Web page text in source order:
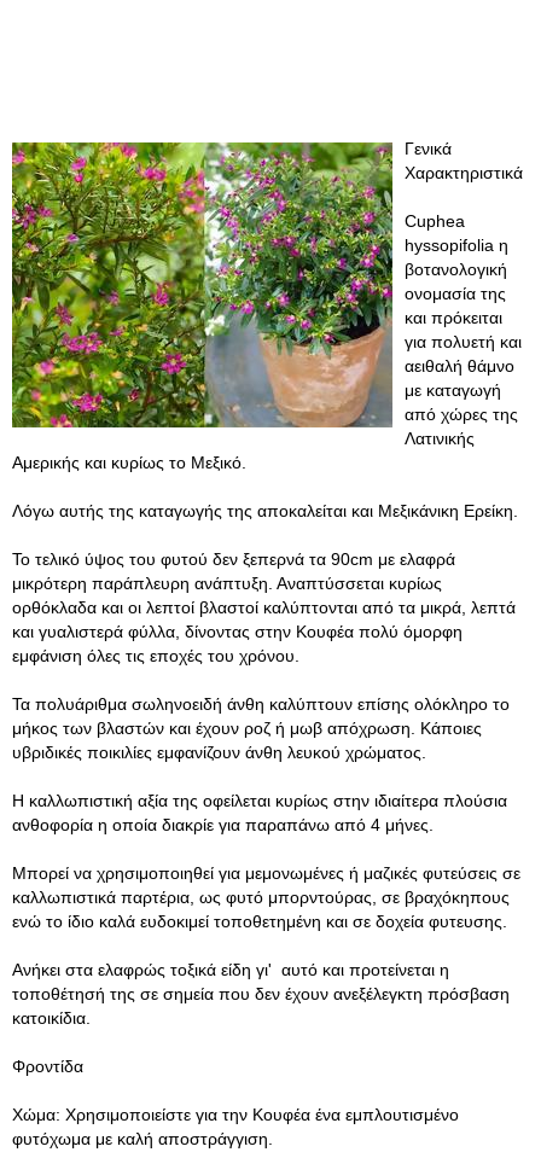
Γενικά
Χαρακτηριστικά
Cuphea
hyssopifolia η
βοτανολογική
ονομασία της
και πρόκειται
για πολυετή και
αειθαλή θάμνο
με καταγωγή
από χώρες της
Λατινικής
Αμερικής και κυρίως το Μεξικό.
Λόγω αυτής της καταγωγής της αποκαλείται και Μεξικάνικη Ερείκη.
Το τελικό ύψος του φυτού δεν ξεπερνά τα 90cm με ελαφρά
μικρότερη παράπλευρη ανάπτυξη. Αναπτύσσεται κυρίως
ορθόκλαδα και οι λεπτοί βλαστοί καλύπτονται από τα μικρά, λεπτά
και γυαλιστερά φύλλα, δίνοντας στην Κουφέα πολύ όμορφη
εμφάνιση όλες τις εποχές του χρόνου.
Τα πολυάριθμα σωληνοειδή άνθη καλύπτουν επίσης ολόκληρο το
μήκος των βλαστών και έχουν ροζ ή μωβ απόχρωση. Κάποιες
υβριδικές ποικιλίες εμφανίζουν άνθη λευκού χρώματος.
Η καλλωπιστική αξία της οφείλεται κυρίως στην ιδιαίτερα πλούσια
ανθοφορία η οποία διακρίε για παραπάνω από 4 μήνες.
Μπορεί να χρησιμοποιηθεί για μεμονωμένες ή μαζικές φυτεύσεις σε
καλλωπιστικά παρτέρια, ως φυτό μπορντούρας, σε βραχόκηπους
ενώ το ίδιο καλά ευδοκιμεί τοποθετημένη και σε δοχεία φυτευσης.
Ανήκει στα ελαφρώς τοξικά είδη γι' αυτό και προτείνεται η
τοποθέτησή της σε σημεία που δεν έχουν ανεξέλεγκτη πρόσβαση
κατοικίδια.
Φροντίδα
Χώμα: Χρησιμοποιείστε για την Κουφέα ένα εμπλουτισμένο
φυτόχωμα με καλή αποστράγγιση.